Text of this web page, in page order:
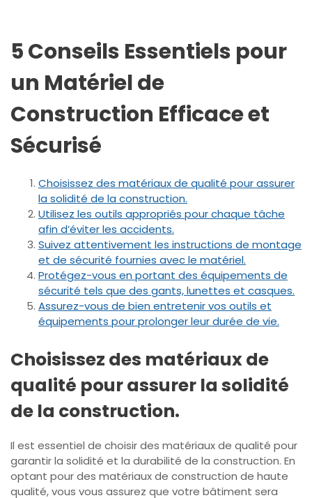
5 Conseils Essentiels pour
un Matériel de
Construction Efficace et
Sécurisé
Choisissez des matériaux de qualité pour assurer
la solidité de la construction.
Utilisez les outils appropriés pour chaque tâche
afin d’éviter les accidents.
Suivez attentivement les instructions de montage
et de sécurité fournies avec le matériel.
Protégez-vous en portant des équipements de
sécurité tels que des gants, lunettes et casques.
Assurez-vous de bien entretenir vos outils et
équipements pour prolonger leur durée de vie.
Choisissez des matériaux de
qualité pour assurer la solidité
de la construction.
Il est essentiel de choisir des matériaux de qualité pour
garantir la solidité et la durabilité de la construction. En
optant pour des matériaux de construction de haute
qualité, vous vous assurez que votre bâtiment sera